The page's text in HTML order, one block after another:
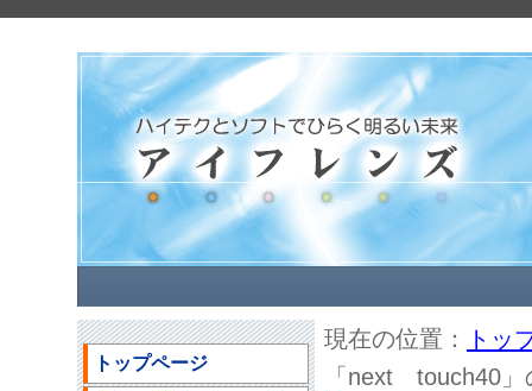
現在の位置：
トッ
「next touch40
トップページ